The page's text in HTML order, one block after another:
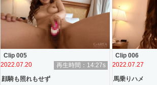
Clip 005
2022.07.20
再生時間：14:27s
顔騎も照れもせず
Clip 006
2022.07.27
馬乗りハメ